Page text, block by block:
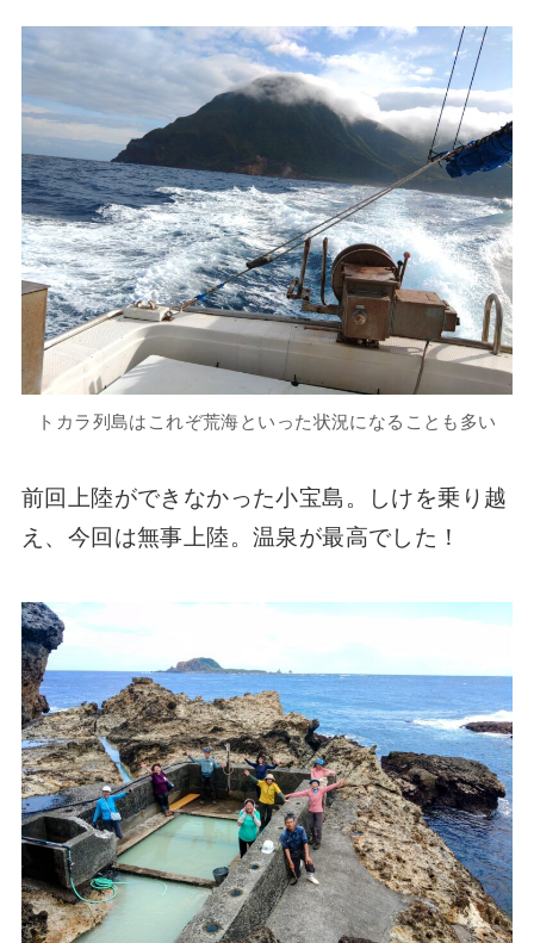
トカラ列島はこれぞ荒海といった状況になることも多い
前回上陸ができなかった小宝島。しけを乗り越
え、今回は無事上陸。温泉が最高でした！